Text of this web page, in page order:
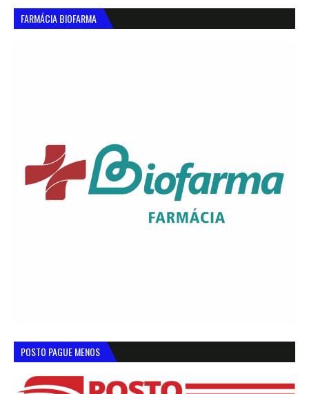
FARMÁCIA BIOFARMA
POSTO PAGUE MENOS